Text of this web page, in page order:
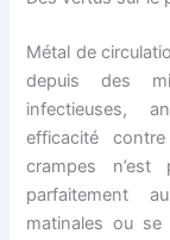
Métal de
depuis des
infectieuses,
efficacité
crampes n’est
parfaitement
matinales ou se